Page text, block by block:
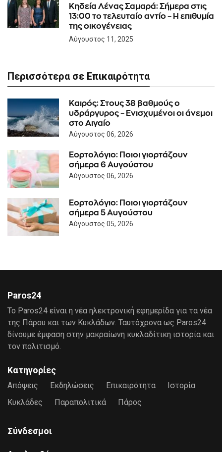
Κηδεία Λένας Σαμαρά: Σήμερα στις
13:00 το τελευταίο αντίο – Η επιθυμία
της οικογένειας
Αύγουστος 11, 2025
Περισσότερα σε Επικαιρότητα
Καιρός: Στους 38 βαθμούς ο
υδράργυρος – Ενισχυμένοι οι άνεμοι
στο Αιγαίο
Αύγουστος 06, 2026
Εορτολόγιο: Ποιοι γιορτάζουν
σήμερα 6 Αυγούστου
Αύγουστος 06, 2026
Εορτολόγιο: Ποιοι γιορτάζουν
σήμερα 5 Αυγούστου
Αύγουστος 05, 2026
Paros24
Το Paros24 είναι η νέα ηλεκτρονική εφημερίδα για τα νέα
της Πάρου και των Κυκλάδων. Ταυτόχρονα ως Paros24
δίνουμε έμφαση στην μακραίωνη κυκλαδίτικη ιστορία και
τον πολιτισμό.
Κατηγορίες
Απόψεις Εκδηλώσεις Επικαιρότητα
Ιστορία
Κυκλάδες
Παραπολιτικά Πάρος
Σύνδεσμοι